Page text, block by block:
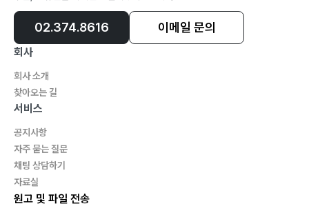
클로버 ?58
천국 간 로봇청소기 ?59
나비로 환생했나? ?60
역사 ?61
이기적 유전자 ?62
물 ?63
남자의 삶 ?64
스마트폰 ?65
달팽이 ?66
무소유 ?67
02.374.8616 이메일 문의
회사
회사 소개
찾아오는 길
서비스
공지사항
자주 묻는 질문
채팅 상담하기
자료실
원고 및 파일 전송